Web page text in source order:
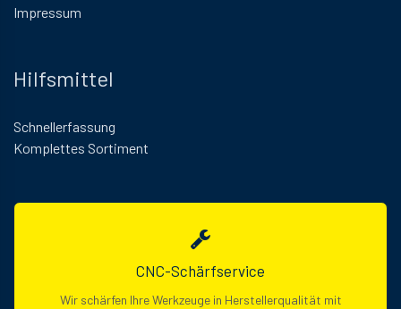
Impressum
Hilfsmittel
Schnellerfassung
Komplettes Sortiment
CNC-Schärfservice
Wir schärfen Ihre Werkzeuge in Herstellerqualität mit